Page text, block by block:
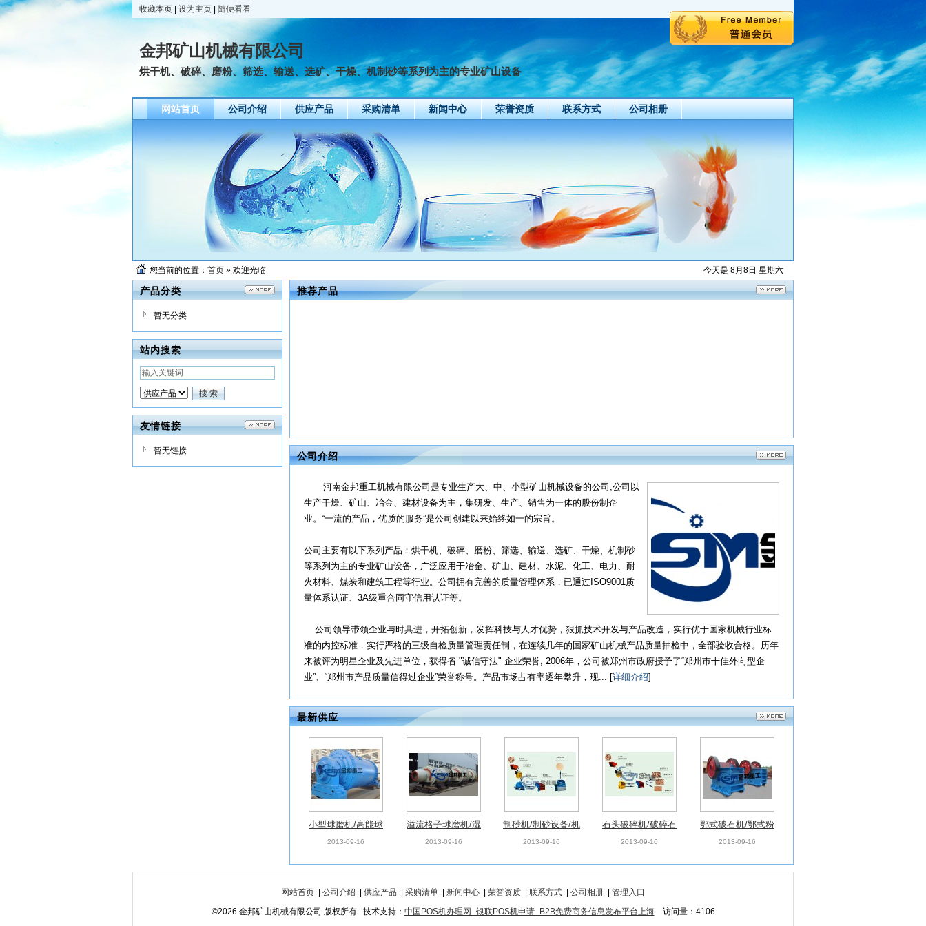
收藏本页 设为主页 随便看看
金邦矿山机械有限公司
烘干机、破碎、磨粉、筛选、输送、选矿、干燥、机制砂等系列为主的专业矿山设备
网站首页 公司介绍 供应产品 采购清单 新闻中心 荣誉资质 联系方式 公司相册
今天是 8月8日 星期六
您当前的位置： 首页 » 欢迎光临
产品分类
暂无分类
站内搜索
友情链接
暂无链接
推荐产品
公司介绍
河南金邦重工机械有限公司是专业生产大、中、小型矿山机械设备的公司,公司以
生产干燥、矿山、冶金、建材设备为主，集研发、生产、销售为一体的股份制企
业。“一流的产品，优质的服务”是公司创建以来始终如一的宗旨。
公司主要有以下系列产品：烘干机、破碎、磨粉、筛选、输送、选矿、干燥、机制砂
等系列为主的专业矿山设备，广泛应用于冶金、矿山、建材、水泥、化工、电力、耐
火材料、煤炭和建筑工程等行业。公司拥有完善的质量管理体系，已通过ISO9001质
量体系认证、3A级重合同守信用认证等。
公司领导带领企业与时具进，开拓创新，发挥科技与人才优势，狠抓技术开发与产品改造，实行优于国家机械行业标
准的内控标准，实行严格的三级自检质量管理责任制，在连续几年的国家矿山机械产品质量抽检中，全部验收合格。历年
来被评为明星企业及先进单位，获得省 "诚信守法" 企业荣誉, 2006年，公司被郑州市政府授予了“郑州市十佳外向型企
业”、“郑州市产品质量信得过企业”荣誉称号。产品市场占有率逐年攀升，现... [详细介绍]
最新供应
小型球磨机/高能球
磨机/高效节能球磨
2013-09-16
溢流格子球磨机/湿
式格子球磨机/格子
2013-09-16
制砂机/制砂设备/机
制沙设备
2013-09-16
石头破碎机/破碎石
子设备/石料破碎机
2013-09-16
鄂式破石机/鄂式粉
碎机/锷式破碎机
2013-09-16
网站首页 公司介绍 供应产品 采购清单 新闻中心 荣誉资质 联系方式 公司相册
管理入口
©2026 金邦矿山机械有限公司 版权所有 技术支持： 中国POS机办理网_银联POS机申请_B2B免费商务信息发布平台上海访问量：4106